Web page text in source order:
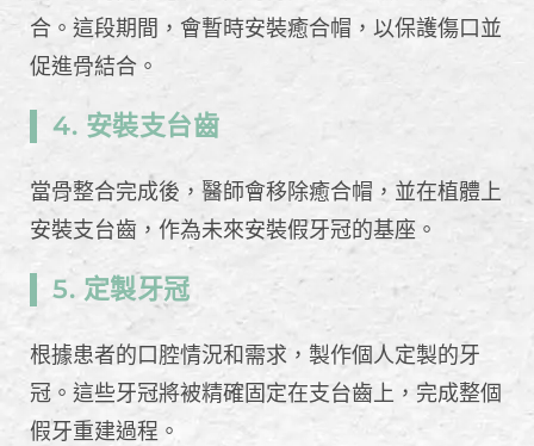
合。這段期間，會暫時安裝癒合帽，以保護傷口並
促進骨結合。
4. 安裝支台齒
當骨整合完成後，醫師會移除癒合帽，並在植體上
安裝支台齒，作為未來安裝假牙冠的基座。
5. 定製牙冠
根據患者的口腔情況和需求，製作個人定製的牙
冠。這些牙冠將被精確固定在支台齒上，完成整個
假牙重建過程。